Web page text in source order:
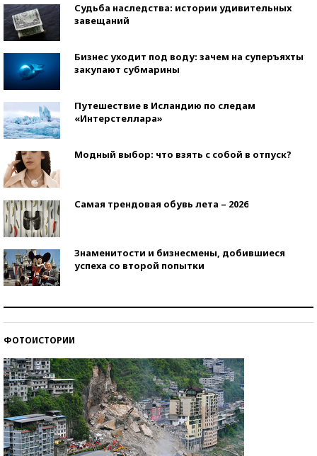
Судьба наследства: истории удивительных
завещаний
Бизнес уходит под воду: зачем на суперъяхты
закупают субмарины
Путешествие в Исландию по следам
«Интерстеллара»
Модный выбор: что взять с собой в отпуск?
Самая трендовая обувь лета – 2026
Знаменитости и бизнесмены, добившиеся
успеха со второй попытки
ФОТОИСТОРИИ